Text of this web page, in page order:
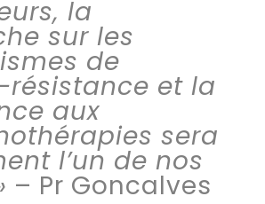
la
sur les
de
et la
aux
sera
l’un de nos
– Pr Goncalves